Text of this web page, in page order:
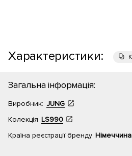
Характеристики:
Загальна інформація:
Виробник: JUNG
Колекція LS990
Країна реєстрації бренду Німеччина